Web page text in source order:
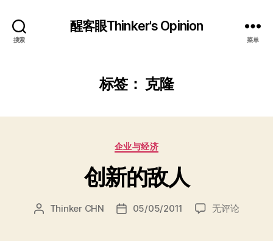
搜索
醒客眼Thinker's Opinion
菜单
标签： 克隆
分
企业与经济
创新的敌人
文 Thinker CHN
发 05/05/2011
创
无评论